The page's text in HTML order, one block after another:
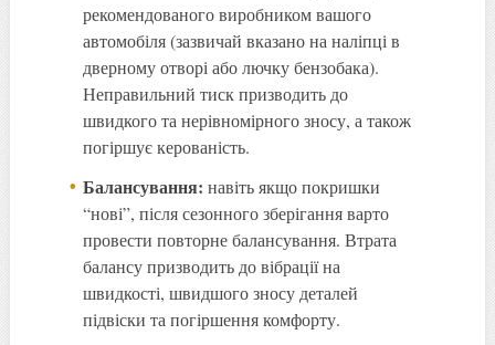
рекомендованого виробником вашого
автомобіля (зазвичай вказано на наліпці в
дверному отворі або лючку бензобака).
Неправильний тиск призводить до
швидкого та нерівномірного зносу, а також
погіршує керованість.
Балансування: навіть якщо покришки
“нові”, після сезонного зберігання варто
провести повторне балансування. Втрата
балансу призводить до вібрації на
швидкості, швидшого зносу деталей
підвіски та погіршення комфорту.